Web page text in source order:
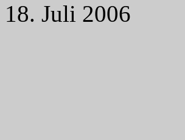
18. Juli 2006